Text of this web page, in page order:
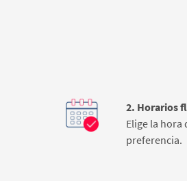
2. Horarios
Elige la hora
preferencia.